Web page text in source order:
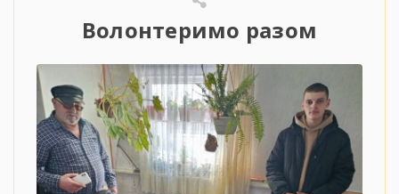
Волонтеримо разом